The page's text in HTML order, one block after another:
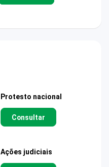
Protesto nacional
Consultar
Ações judiciais